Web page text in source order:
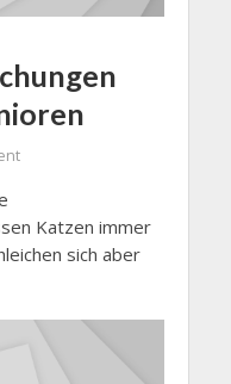
Katzen immer
sich aber